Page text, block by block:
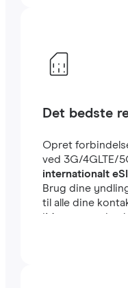
Det bedste
Opret
ved 3G/4GLTE/
internationalt
Brug dine
til alle dine
iMessage, uden